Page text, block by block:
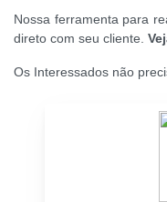
Nossa ferramenta para
direto com seu cliente.
Os Interessados não